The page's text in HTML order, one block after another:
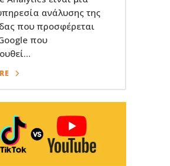
ανάλυσης της
που προσφέρεται
που